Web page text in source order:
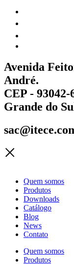
Avenida
André.
CEP -
Grande do
Quem somos
Produtos
Downloads
Catálogo
Blog
News
Contato
Quem somos
Produtos